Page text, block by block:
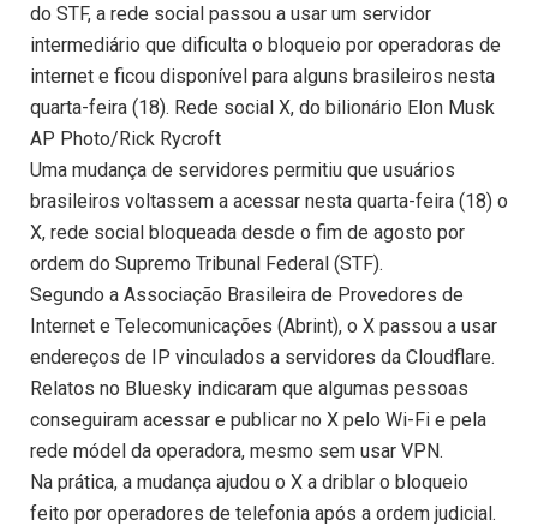
do STF, a rede social passou a usar um servidor
intermediário que dificulta o bloqueio por operadoras de
internet e ficou disponível para alguns brasileiros nesta
quarta-feira (18). Rede social X, do bilionário Elon Musk
AP Photo/Rick Rycroft
Uma mudança de servidores permitiu que usuários
brasileiros voltassem a acessar nesta quarta-feira (18) o
X, rede social bloqueada desde o fim de agosto por
ordem do Supremo Tribunal Federal (STF).
Segundo a Associação Brasileira de Provedores de
Internet e Telecomunicações (Abrint), o X passou a usar
endereços de IP vinculados a servidores da Cloudflare.
Relatos no Bluesky indicaram que algumas pessoas
conseguiram acessar e publicar no X pelo Wi-Fi e pela
rede módel da operadora, mesmo sem usar VPN.
Na prática, a mudança ajudou o X a driblar o bloqueio
feito por operadores de telefonia após a ordem judicial.